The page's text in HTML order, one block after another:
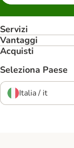
Servizi
Vantaggi
Acquisti
Seleziona Paese
Italia / it